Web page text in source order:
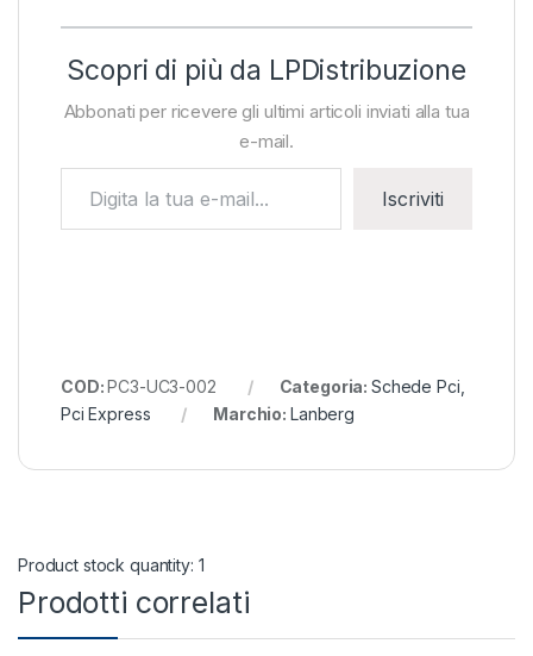
Scopri di più da LPDistribuzione
Abbonati per ricevere gli ultimi articoli inviati alla tua
e-mail.
Iscriviti
COD:PC3-UC3-002 Categoria: Schede Pci,
Pci Express
Marchio: Lanberg
Product stock quantity: 1
Prodotti correlati